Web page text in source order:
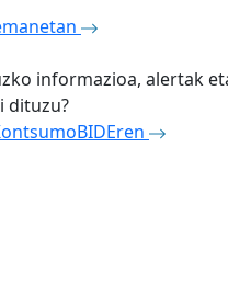
informazioa, alertak
dituzu?